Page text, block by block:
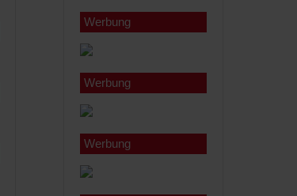
Werbung
Werbung
Werbung